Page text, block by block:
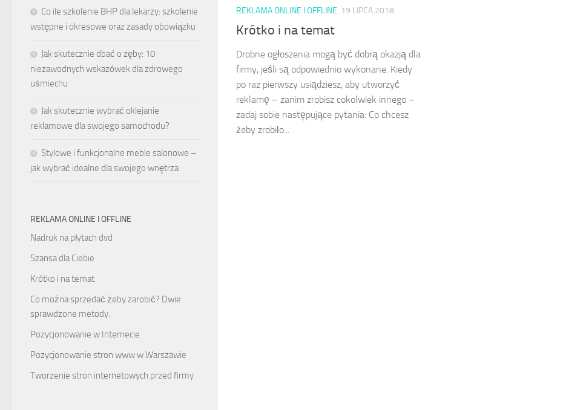
REKLAMA ONLINE I OFFLINE 19 LIPCA 2018
Krótko i na temat
Drobne ogłoszenia mogą być dobrą okazją dla
firmy, jeśli są odpowiednio wykonane. Kiedy
po raz pierwszy usiądziesz, aby utworzyć
reklamę – zanim zrobisz cokolwiek innego –
zadaj sobie następujące pytania: Co chcesz
żeby zrobiło...
Co ile szkolenie BHP dla lekarzy: szkolenie
wstępne i okresowe oraz zasady obowiązku
Jak skutecznie dbać o zęby: 10
niezawodnych wskazówek dla zdrowego
uśmiechu
Jak skutecznie wybrać oklejanie
reklamowe dla swojego samochodu?
Stylowe i funkcjonalne meble salonowe –
jak wybrać idealne dla swojego wnętrza
REKLAMA ONLINE I OFFLINE
Nadruk na płytach dvd
Szansa dla Ciebie
Krótko i na temat
Co można sprzedać żeby zarobić? Dwie
sprawdzone metody.
Pozycjonowanie w Internecie
Pozycjonowanie stron www w Warszawie
Tworzenie stron internetowych przed firmy